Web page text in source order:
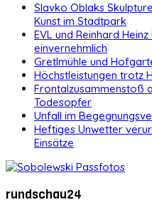
Slavko Oblaks
Kunst im Stadtpark
EVL und Reinhard
einvernehmlich
Gretlmühle und
Höchstleistungen trotz
Frontalzusammenstoß
Todesopfer
Unfall im
Heftiges Unwetter
Einsätze
rundschau24